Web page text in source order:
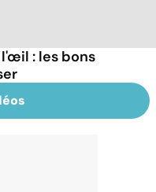
: les bons